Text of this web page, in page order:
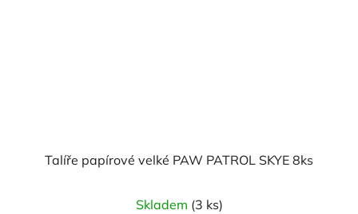
Talíře papírové velké PAW PATROL SKYE 8ks
Skladem (3 ks)